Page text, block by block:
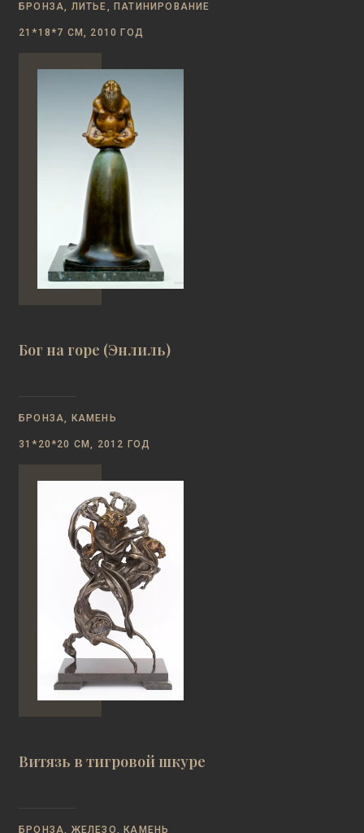
БРОНЗА, ЛИТЬЕ, ПАТИНИРОВАНИЕ
21*18*7 СМ, 2010 ГОД
Бог на горе (Энлиль)
БРОНЗА, КАМЕНЬ
31*20*20 СМ, 2012 ГОД
Витязь в тигровой шкуре
БРОНЗА, ЖЕЛЕЗО, КАМЕНЬ